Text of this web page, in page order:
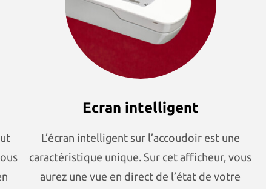
Ecran intelligent
L’écran intelligent sur l’accoudoir est une
caractéristique unique. Sur cet afficheur, vous
aurez une vue en direct de l’état de votre